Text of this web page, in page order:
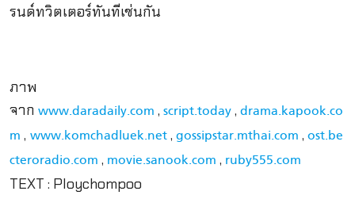
รนด์ทวิตเตอร์ทันทีเช่นกัน
ภาพ
จาก www.daradaily.com , script.today, drama.kapook.co
m , www.komchadluek.net, gossipstar.mthai.com , ost.be
cteroradio.com , movie.sanook.com , ruby555.com
TEXT : Ploychompoo